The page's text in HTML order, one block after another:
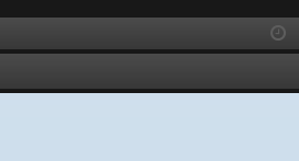
ar
ist
rs